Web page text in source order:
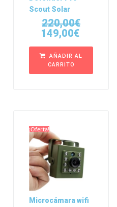
Scout Solar
220,00€
149,00€
AÑADIR AL
CARRITO
¡Oferta!
Microcámara wifi